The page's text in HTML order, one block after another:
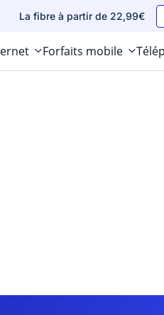
La fibre à partir de 22,99€
Forfaits mobile